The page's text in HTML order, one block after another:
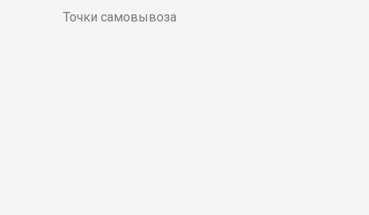
Точки самовывоза